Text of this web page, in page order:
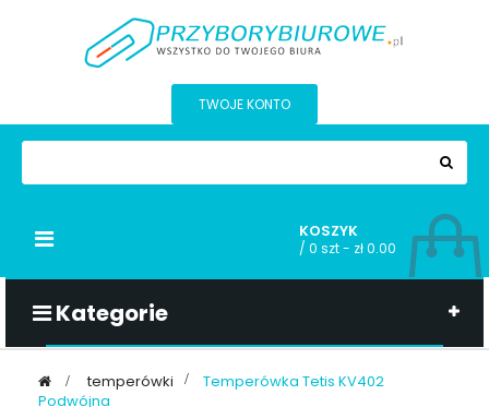
TWOJE KONTO
KOSZYK
/ 0 szt - zł 0.00
Kategorie
Przełącz
> temperówki >
Temperówka Tetis KV402
Podwójna